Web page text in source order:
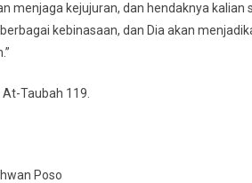
menjaga kejujuran, dan hendaknya kalian
kebinasaan, dan Dia akan
Taubah 119.
Poso